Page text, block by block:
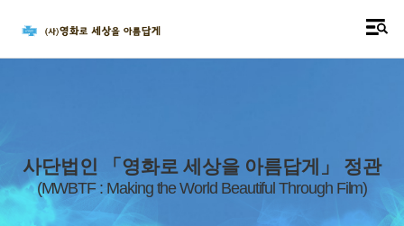
사단법인 「 영화로 세상을 아름답게 」 정관
(MWBTF : Making the World Beautiful Through Film)